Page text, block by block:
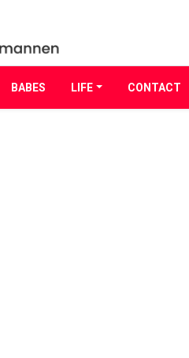
BABES LIFE CONTACT